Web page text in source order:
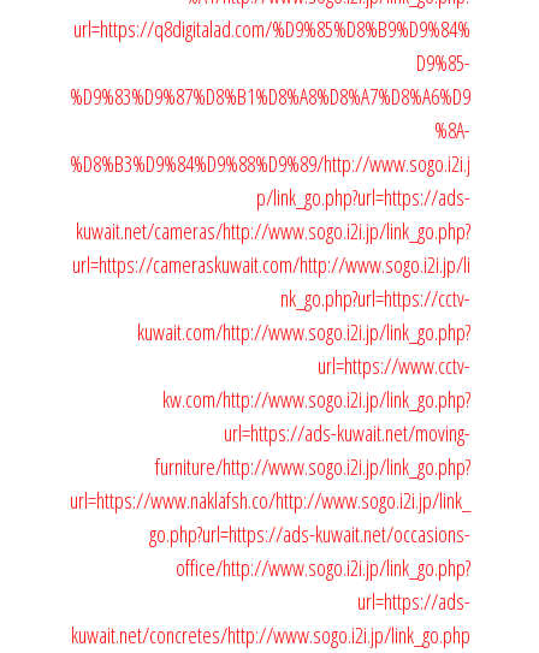
url=https://q8digitalad.com/%D9%85%D8%B9%D9%84%
D9%85-
%D9%83%D9%87%D8%B1%D8%A8%D8%A7%D8%A6%D9
%8A-
%D8%B3%D9%84%D9%88%D9%89/http://www.sogo.i2i.j
p/link_go.php?url=https://ads-
kuwait.net/cameras/http://www.sogo.i2i.jp/link_go.php?
url=https://cameraskuwait.com/http://www.sogo.i2i.jp/li
nk_go.php?url=https://cctv-
kuwait.com/http://www.sogo.i2i.jp/link_go.php?
url=https://www.cctv-
kw.com/http://www.sogo.i2i.jp/link_go.php?
url=https://ads-kuwait.net/moving-
furniture/http://www.sogo.i2i.jp/link_go.php?
url=https://www.naklafsh.co/http://www.sogo.i2i.jp/link_
go.php?url=https://ads-kuwait.net/occasions-
office/http://www.sogo.i2i.jp/link_go.php?
url=https://ads-
kuwait.net/concretes/http://www.sogo.i2i.jp/link_go.php